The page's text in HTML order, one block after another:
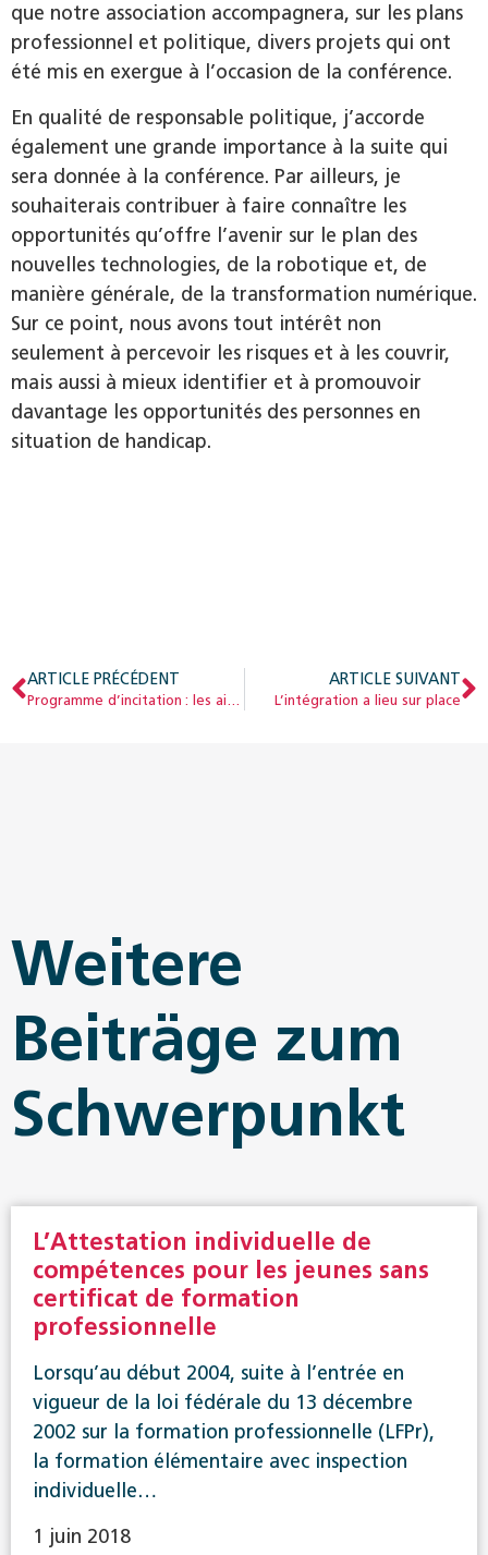
que notre association accompagnera, sur les plans
professionnel et politique, divers projets qui ont
été mis en exergue à l’occasion de la conférence.
En qualité de responsable politique, j’accorde
également une grande importance à la suite qui
sera donnée à la conférence. Par ailleurs, je
souhaiterais contribuer à faire connaître les
opportunités qu’offre l’avenir sur le plan des
nouvelles technologies, de la robotique et, de
manière générale, de la transformation numérique.
Sur ce point, nous avons tout intérêt non
seulement à percevoir les risques et à les couvrir,
mais aussi à mieux identifier et à promouvoir
davantage les opportunités des personnes en
situation de handicap.
ARTICLE PRÉCÉDENT
Programme d’incitation : les aides financières s’inscrivent bien dans la durée
ARTICLE SUIVANT
L’intégration a lieu sur place
Weitere
Beiträge zum
Schwerpunkt
L’Attestation individuelle de
compétences pour les jeunes sans
certificat de formation
professionnelle
Lorsqu’au début 2004, suite à l’entrée en
vigueur de la loi fédérale du 13 décembre
2002 sur la formation professionnelle (LFPr),
la formation élémentaire avec inspection
individuelle…
1 juin 2018